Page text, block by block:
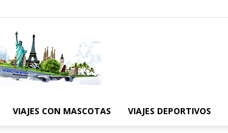
VIAJES CON MASCOTAS VIAJES DEPORTIVOS